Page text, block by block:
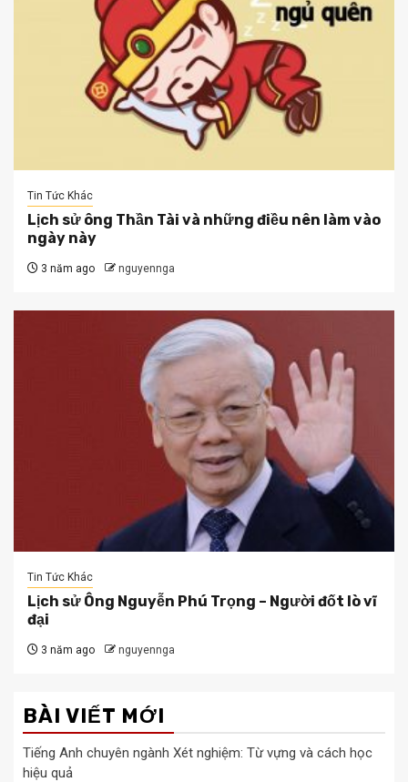
Tin Tức Khác
Lịch sử ông Thần Tài và những điều nên làm vào
ngày này
3 năm ago nguyennga
Tin Tức Khác
Lịch sử Ông Nguyễn Phú Trọng – Người đốt lò vĩ
đại
3 năm ago nguyennga
BÀI VIẾT MỚI
Tiếng Anh chuyên ngành Xét nghiệm: Từ vựng và cách học
hiệu quả